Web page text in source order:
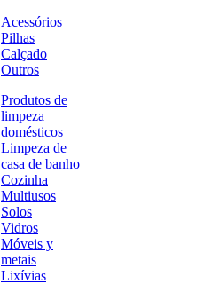
Acessórios
Pilhas
Calçado
Outros
Produtos de
limpeza
domésticos
Limpeza de
casa de banho
Cozinha
Multiusos
Solos
Vidros
Móveis y
metais
Lixívias